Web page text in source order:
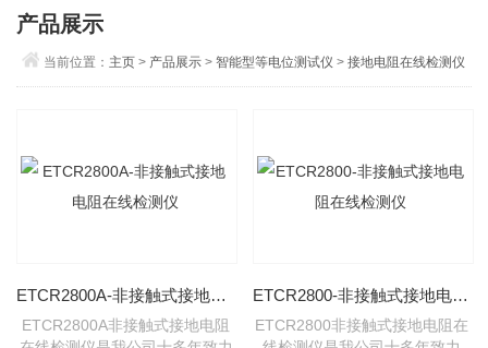
产品展示
当前位置： 主页 > 产品展示 >智能型等电位测试仪 >接地电阻在线检测仪
ETCR2800A-非接触式接地电阻在线检测仪
ETCR2800A非接触式接地电阻
ETCR2800-非接触式接地电阻在线检测仪
ETCR2800非接触式接地电阻在